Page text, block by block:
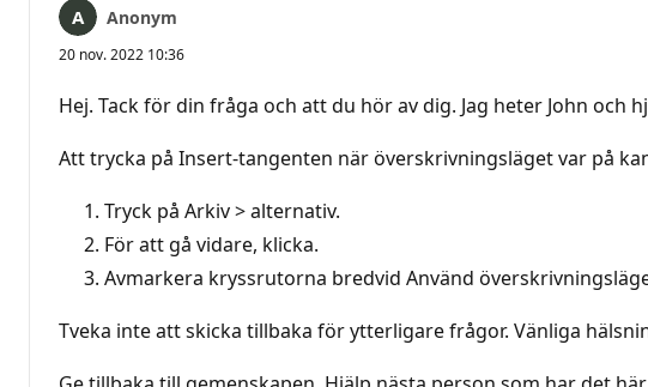
Anonym
20 nov. 2022 10:36
Hej. Tack för din fråga och att du hör av dig. Jag heter John och
Att trycka på Insert-tangenten när överskrivningsläget var på
Tryck på Arkiv > alternativ.
För att gå vidare, klicka.
Avmarkera kryssrutorna bredvid Använd
Tveka inte att skicka tillbaka för ytterligare frågor. Vänliga